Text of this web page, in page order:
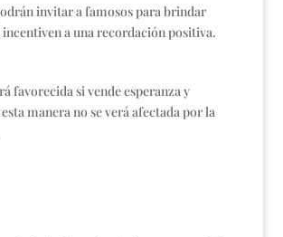
invitar a famosos para brindar
a una recordación positiva.
favorecida si vende esperanza y
manera no se verá afectada por la